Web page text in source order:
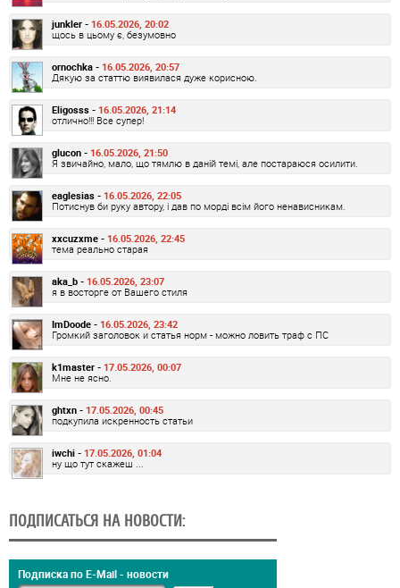
junkler - 16.05.2026, 20:02
щось в цьому є, безумовно
ornochka - 16.05.2026, 20:57
Дякую за статтю виявилася дуже корисною.
Eligosss - 16.05.2026, 21:14
отлично!!! Все супер!
glucon - 16.05.2026, 21:50
Я звичайно, мало, що тямлю в даній темі, але постараюся осилити.
eaglesias - 16.05.2026, 22:05
Потиснув би руку автору, і дав по морді всім його ненависникам.
xxcuzxme - 16.05.2026, 22:45
тема реально старая
aka_b - 16.05.2026, 23:07
я в восторге от Вашего стиля
ImDoode - 16.05.2026, 23:42
Громкий заголовок и статья норм - можно ловить траф с ПС
k1master - 17.05.2026, 00:07
Мне не ясно.
ghtxn - 17.05.2026, 00:45
подкупила искренность статьи
iwchi - 17.05.2026, 01:04
ну що тут скажеш ...
ПОДПИСАТЬСЯ НА НОВОСТИ:
Подписка по E-Mail - новости